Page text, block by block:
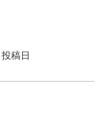
投稿日